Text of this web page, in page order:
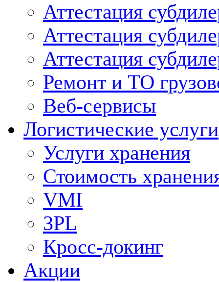
Аттестация
Аттестация
Аттестация
Ремонт и ТО
Веб-сервисы
Логистические услуги
Услуги хранения
Стоимость
VMI
3PL
Кросс-докинг
Акции